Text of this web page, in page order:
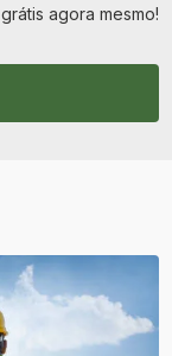
agora mesmo!